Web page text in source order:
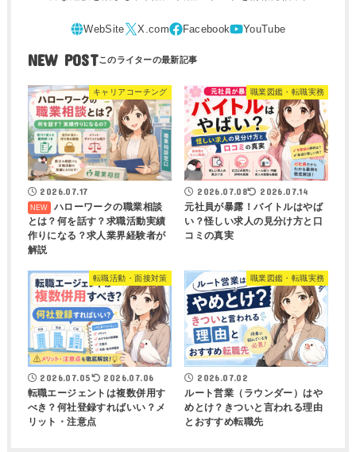
NEW POST
キャリアコーチング
2026.07.17
ハローワークの職業相談
とは？何を話す？求職活動実績
作りになる？求人業界経験者が
解説
職業図鑑・転職実務
2026.07.08 2026.07.14
元社員が暴露！バイトルはやば
い？怪しい求人の見分け方と口
コミの真実
転職活動・面接対策
2026.07.05 2026.07.06
転職エージェントは複数併用す
べき？何社登録すればいい？メ
リット・注意点
職業図鑑・転職実務
2026.07.02
ルート営業（ラウンダー）はや
めとけ？きついと言われる理由
とおすすめ転職先